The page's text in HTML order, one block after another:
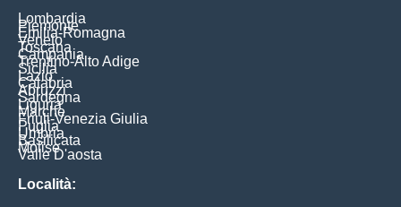
Lombardia
Piemonte
Emilia-Romagna
Veneto
Toscana
Campania
Trentino-Alto Adige
Sicilia
Lazio
Calabria
Abruzzi
Sardegna
Liguria
Marche
Friuli-Venezia Giulia
Puglia
Umbria
Basilicata
Molise
Valle D'aosta
Località: